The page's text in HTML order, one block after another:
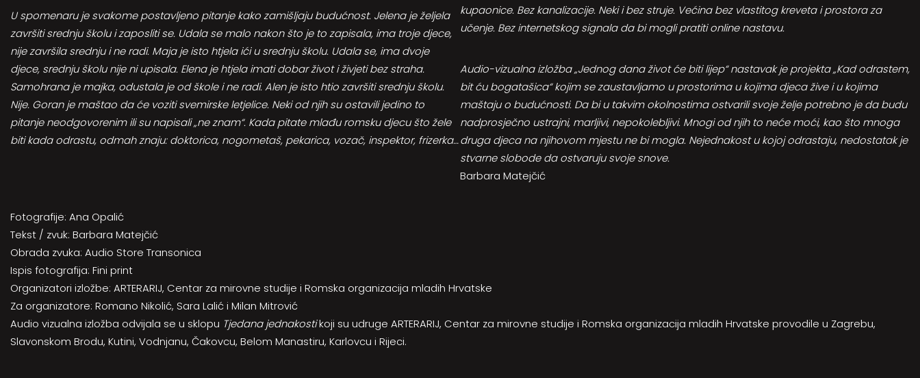
U spomenaru je svakome postavljeno pitanje kako zamišljaju budućnost. Jelena je željela
završiti srednju školu i zaposliti se. Udala se malo nakon što je to zapisala, ima troje djece,
nije završila srednju i ne radi. Maja je isto htjela ići u srednju školu. Udala se, ima dvoje
djece, srednju školu nije ni upisala. Elena je htjela imati dobar život i živjeti bez straha.
Samohrana je majka, odustala je od škole i ne radi. Alen je isto htio završiti srednju školu.
Nije. Goran je maštao da će voziti svemirske letjelice. Neki od njih su ostavili jedino to
pitanje neodgovorenim ili su napisali „ne znam“. Kada pitate mlađu romsku djecu što žele
biti kada odrastu, odmah znaju: doktorica, nogometaš, pekarica, vozač, inspektor, frizerka…
kupaonice. Bez kanalizacije. Neki i bez struje. Većina bez vlastitog kreveta i prostora za
učenje. Bez internetskog signala da bi mogli pratiti online nastavu.
Audio-vizualna izložba „Jednog dana život će biti lijep“ nastavak je projekta „Kad odrastem,
bit ću bogatašica“ kojim se zaustavljamo u prostorima u kojima djeca žive i u kojima
maštaju o budućnosti. Da bi u takvim okolnostima ostvarili svoje želje potrebno je da budu
nadprosječno ustrajni, marljivi, nepokolebljivi. Mnogi od njih to neće moći, kao što mnoga
druga djeca na njihovom mjestu ne bi mogla. Nejednakost u kojoj odrastaju, nedostatak je
stvarne slobode da ostvaruju svoje snove.
Barbara Matejčić
Fotografije: Ana Opalić
Tekst / zvuk: Barbara Matejčić
Obrada zvuka: Audio Store Transonica
Ispis fotografija: Fini print
Organizatori izložbe: ARTERARIJ, Centar za mirovne studije i Romska organizacija mladih Hrvatske
Za organizatore: Romano Nikolić, Sara Lalić i Milan Mitrović
Audio vizualna izložba odvijala se u sklopu Tjedana jednakostikoji su udruge ARTERARIJ, Centar za mirovne studije i Romska organizacija mladih Hrvatske provodile u Zagrebu,
Slavonskom Brodu, Kutini, Vodnjanu, Čakovcu, Belom Manastiru, Karlovcu i Rijeci.